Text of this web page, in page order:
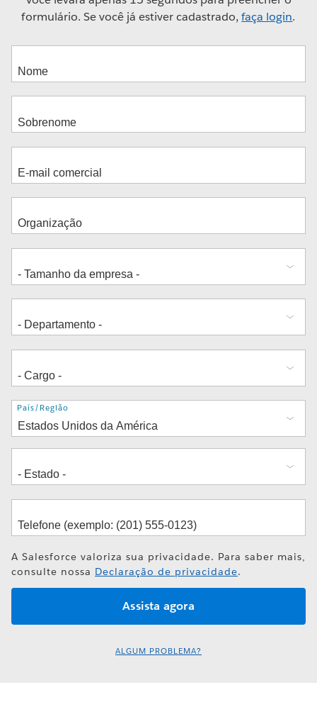
formulário. Se você já estiver cadastrado,faça login.
Endereço
País/Região
A Salesforce valoriza sua privacidade. Para saber mais,
consulte nossa Declaração de privacidade.
ALGUM PROBLEMA?